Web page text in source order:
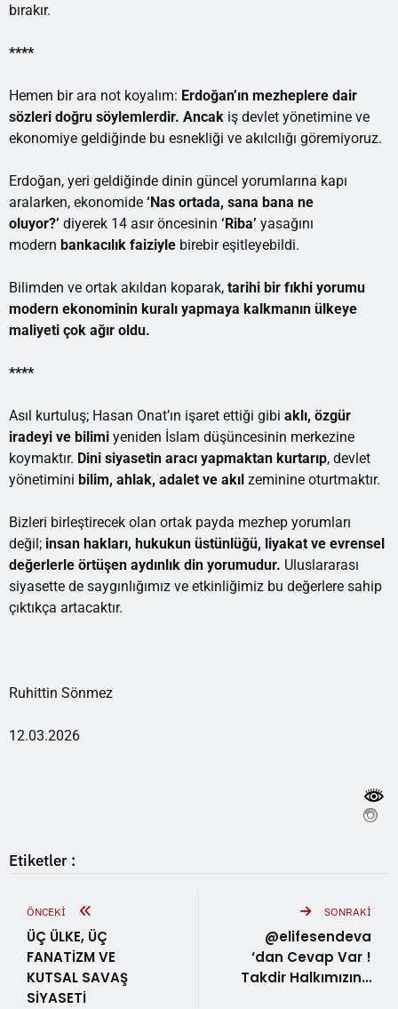
bırakır.
****
Hemen bir ara not koyalım: Erdoğan’ın mezheplere dair
sözleri doğru söylemlerdir. Ancak iş devlet yönetimine ve
ekonomiye geldiğinde bu esnekliği ve akılcılığı göremiyoruz.
Erdoğan, yeri geldiğinde dinin güncel yorumlarına kapı
aralarken, ekonomide ‘Nas ortada, sana bana ne
oluyor?’ diyerek 14 asır öncesinin ‘Riba’ yasağını
modern bankacılık faiziyle birebir eşitleyebildi.
Bilimden ve ortak akıldan koparak, tarihi bir fıkhi yorumu
modern ekonominin kuralı yapmaya kalkmanın ülkeye
maliyeti çok ağır oldu.
****
Asıl kurtuluş; Hasan Onat’ın işaret ettiği gibi aklı, özgür
iradeyi ve bilimi yeniden İslam düşüncesinin merkezine
koymaktır. Dini siyasetin aracı yapmaktan kurtarıp, devlet
yönetimini bilim, ahlak, adalet ve akıl zeminine oturtmaktır.
Bizleri birleştirecek olan ortak payda mezhep yorumları
değil; insan hakları, hukukun üstünlüğü, liyakat ve evrensel
değerlerle örtüşen aydınlık din yorumudur. Uluslararası
siyasette de saygınlığımız ve etkinliğimiz bu değerlere sahip
çıktıkça artacaktır.
Ruhittin Sönmez
12.03.2026
Etiketler :
ÖNCEKI
ÜÇ ÜLKE, ÜÇ
FANATİZM VE
KUTSAL SAVAŞ
SİYASETİ
SONRAKI
@elifesendeva
‘dan Cevap Var !
Takdir Halkımızın…